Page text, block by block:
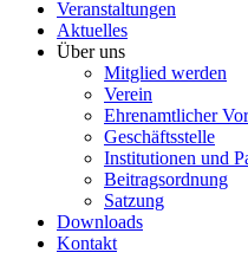
Veranstaltungen
Aktuelles
Über uns
Mitglied werden
Verein
Ehrenamtlicher
Geschäftsstelle
Institutionen und
Beitragsordnung
Satzung
Downloads
Kontakt